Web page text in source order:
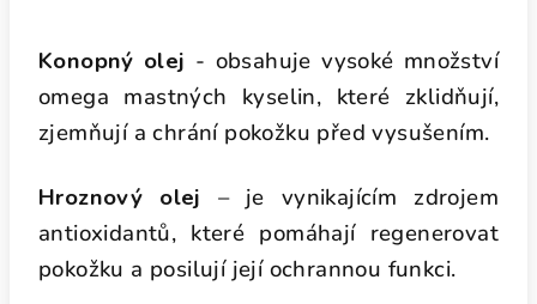
Konopný olej - obsahuje vysoké množství
omega mastných kyselin, které zklidňují,
zjemňují a chrání pokožku před vysušením.
Hroznový olej – je vynikajícím zdrojem
antioxidantů, které pomáhají regenerovat
pokožku a posilují její ochrannou funkci.